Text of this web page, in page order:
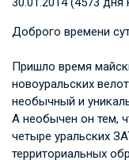
Доброго времени
Пришло время
новоуральских
необычный и
А необычен он тем,
четыре уральских
территориальных